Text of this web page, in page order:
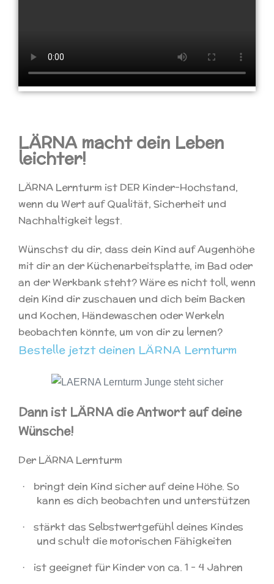
LÄRNA macht dein Leben
leichter!
LÄRNA Lernturm ist DER Kinder-Hochstand,
wenn du Wert auf Qualität, Sicherheit und
Nachhaltigkeit legst.
Wünschst du dir, dass dein Kind auf Augenhöhe
mit dir an der Küchenarbeitsplatte, im Bad oder
an der Werkbank steht? Wäre es nicht toll, wenn
dein Kind dir zuschauen und dich beim Backen
und Kochen, Händewaschen oder Werkeln
beobachten könnte, um von dir zu lernen?
Bestelle jetzt deinen LÄRNA Lernturm
Dann ist LÄRNA die Antwort auf deine
Wünsche!
Der LÄRNA Lernturm
·
bringt dein Kind sicher auf deine Höhe. So
kann es dich beobachten und unterstützen
·
stärkt das Selbstwertgefühl deines Kindes
und schult die motorischen Fähigkeiten
· ist geeignet für Kinder von ca. 1 – 4 Jahren